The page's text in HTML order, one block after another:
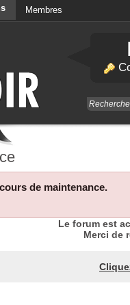
Membres
de maintenance.
Le forum est
Merci de